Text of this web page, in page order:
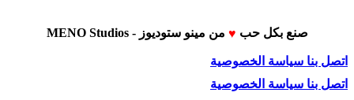
صنع بكل حب ♥ من مينو ستوديوز - MENO Studios
اتصل بنا سياسة الخصوصية
اتصل بنا سياسة الخصوصية